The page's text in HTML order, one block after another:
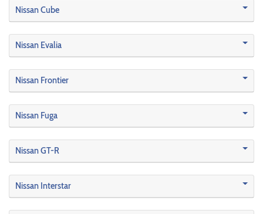
Nissan Cube
Nissan Evalia
Nissan Frontier
Nissan Fuga
Nissan GT-R
Nissan Interstar